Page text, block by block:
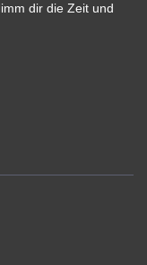
dir die Zeit und